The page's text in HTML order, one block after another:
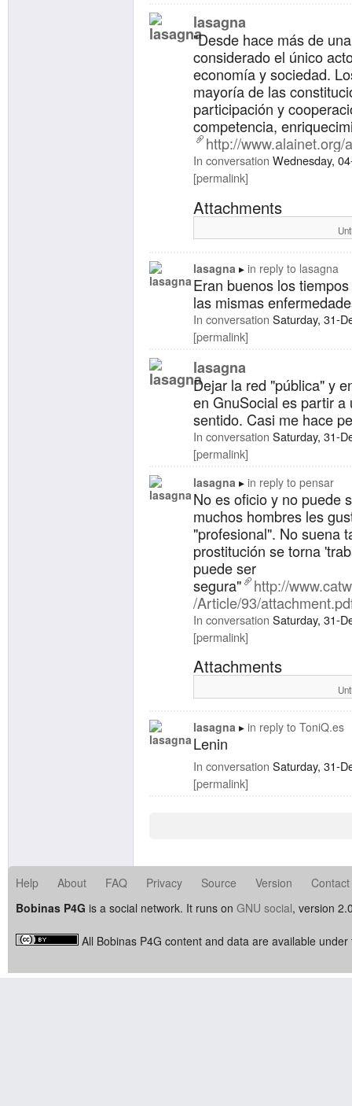
lasagna
"Desde hace más de
considerado el único
economía y sociedad.
mayoría de las
participación y
competencia,
http://www.alainet.org/
In conversation Wednesday,
permalink
Attachments
lasagna in reply to lasagna
Eran buenos los
las mismas
In conversation Saturday, 31-
permalink
lasagna
Dejar la red "pública" y
en GnuSocial es partir
sentido. Casi me hace
In conversation Saturday, 31-
permalink
lasagna in reply to pensar
No es oficio y no puede
muchos hombres les
"profesional". No suena
prostitución se torna
puede ser
segura"
http://
/Article/93/
In conversation Saturday, 31-
permalink
Attachments
lasagna in reply to ToniQ.es
Lenin
In conversation Saturday, 31-
permalink
Help About FAQ Privacy Source Version
Contact
Bobinas P4G is a social network. It runs on GNU social, version
All Bobinas P4G content and data are available